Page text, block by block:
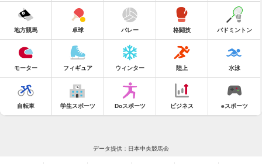
地方競馬 卓球 バレー 格闘技 バドミントン
モーター フィギュア ウィンター 陸上 水泳
自転車 学生スポーツ Doスポーツ ビジネス eスポーツ
データ提供：日本中央競馬会